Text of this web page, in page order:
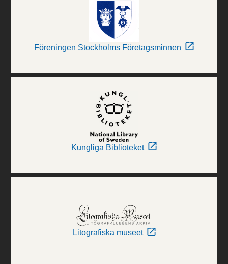
Föreningen Stockholms Företagsminnen
Kungliga Biblioteket
Litografiska museet